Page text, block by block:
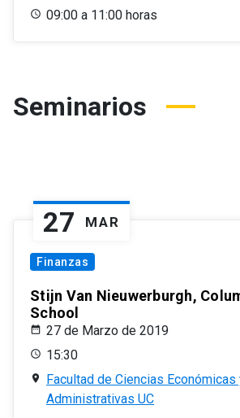
09:00 a 11:00 horas
Seminarios
27 MAR
Finanzas
Stijn Van Nieuwerburgh,
School
27 de Marzo de 2019
15:30
Facultad de Ciencias Económicas
Administrativas UC